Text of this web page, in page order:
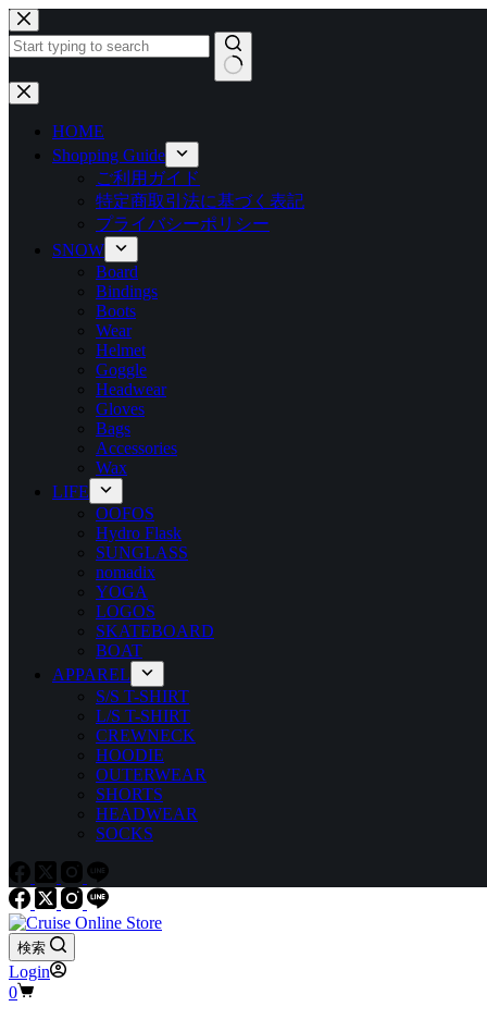
コ
ン
テ
ン
ツ
結
HOME
Shopping Guide
ご利用ガイド
特定商取引法に基づく表記
プライバシーポリシー
SNOW
Board
Bindings
Boots
Wear
Helmet
Goggle
Headwear
Gloves
Bags
Accessories
Wax
LIFE
OOFOS
Hydro Flask
SUNGLASS
nomadix
YOGA
LOGOS
SKATEBOARD
BOAT
APPAREL
S/S T-SHIRT
L/S T-SHIRT
CREWNECK
HOODIE
OUTERWEAR
SHORTS
HEADWEAR
SOCKS
検索
Login
シ
0